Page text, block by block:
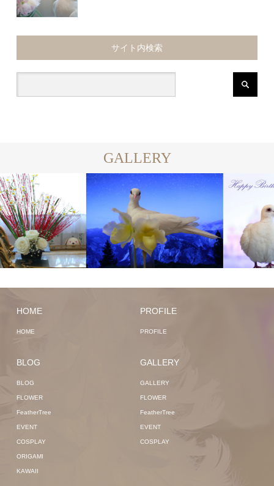
サイト内検索
GALLERY
HOME
HOME
PROFILE
PROFILE
BLOG
BLOG
FLOWER
FeatherTree
EVENT
COSPLAY
ORIGAMI
KAWAII
GALLERY
GALLERY
FLOWER
FeatherTree
EVENT
COSPLAY